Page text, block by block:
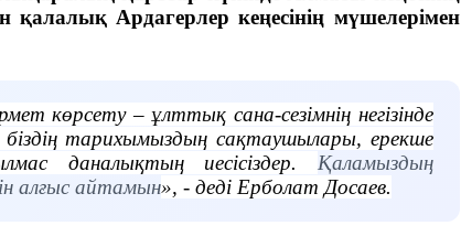
Ардагерлер кеңесінің мүшелерімен
көрсету – ұлттық сана-сезімнің негізінде
тарихымыздың сақтаушылары, ерекше
даналықтың иесісіздер. Қаламыздың
алғыс айтамын», - деді Ерболат Досаев.